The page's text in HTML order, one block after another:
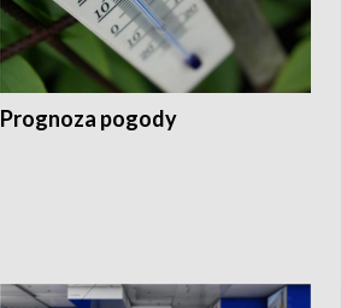
Prognoza pogody